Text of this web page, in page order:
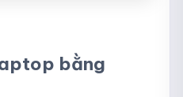
bằng